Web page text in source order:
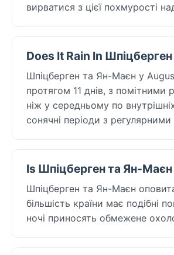
вирватися з цієї похмурості
Does It Rain In
Шпіцберген та Ян-Маєн у
протягом 11 днів, з помітними
ніж у середньому по
сонячні періоди з
Is Шпіцберген та Ян-
Шпіцберген та Ян-Маєн
більшість країни має подібні
ночі приносять обмежене